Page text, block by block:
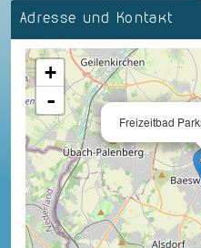
Adresse und Kontakt
Freizeitbad
+
-